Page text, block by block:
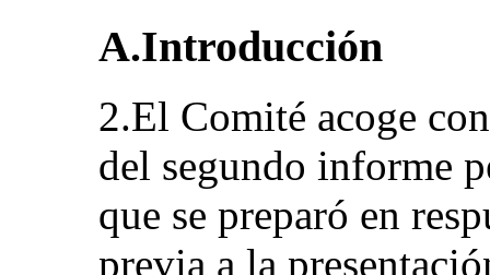
A.Introducción
2.El Comité acoge
del segundo informe
que se preparó en
previa a la